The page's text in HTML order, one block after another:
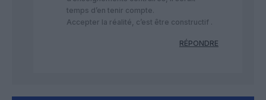
temps d’en tenir compte.
Accepter la réalité, c’est être constructif .
RÉPONDRE